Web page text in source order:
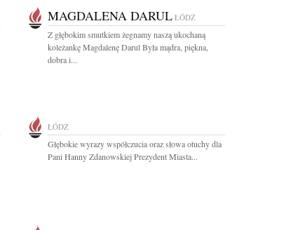
MAGDALENA DARUL ŁÓDŹ
Z głębokim smutkiem żegnamy naszą ukochaną
koleżankę Magdalenę Darul Była mądra, piękna,
dobra i...
ŁÓDŹ
Głębokie wyrazy współczucia oraz słowa otuchy dla
Pani Hanny Zdanowskiej Prezydent Miasta...